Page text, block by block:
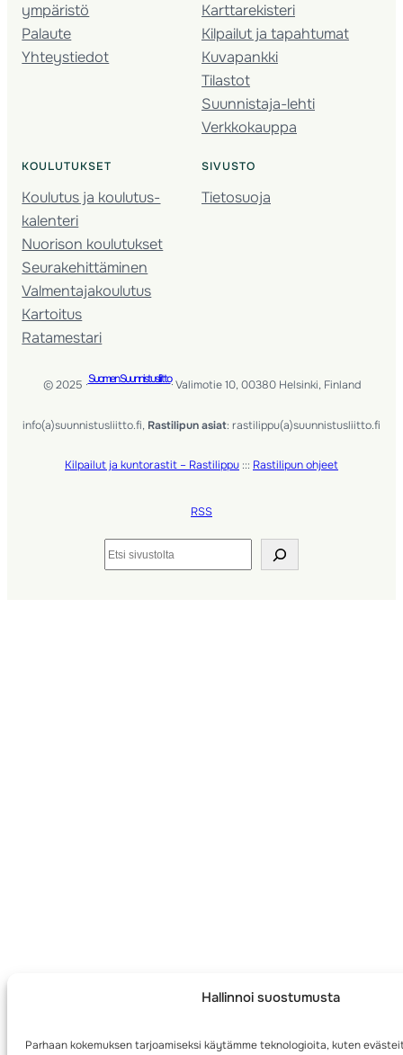
Hallinnoi suostumusta
Parhaan kokemuksen tarjoamiseksi käytämme teknologioita, kuten
ympäristö
Palaute
Yhteystiedot
Karttarekisteri
Kilpailut ja tapahtumat
Kuvapankki
Tilastot
Suunnistaja-lehti
Verkkokauppa
KOULUTUKSET
Koulutus ja koulutus­
kalenteri
Nuorison koulutukset
Seura­kehittäminen
Valmentaja­koulutus
Kartoitus
Ratamestari
SIVUSTO
Tietosuoja
© 2025 ·Suomen Suunnistusliitto· Valimotie 10, 00380 Helsinki, Finland
info(a)suunnistusliitto.fi, Rastilipun asiat: rastilippu(a)suunnistusliitto.fi
Kilpailut ja kuntorastit – Rastilippu ::: Rastilipun ohjeet
RSS
Etsi